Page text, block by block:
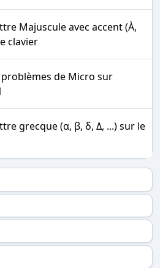
Majuscule avec accent (À,
clavier
problèmes de Micro sur
grecque (α, β, δ, Δ, ...) sur le